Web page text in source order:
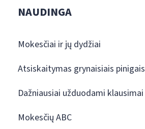
NAUDINGA
Mokesčiai ir jų dydžiai
Atsiskaitymas grynaisiais pinigais
Dažniausiai užduodami klausimai
Mokesčių ABC